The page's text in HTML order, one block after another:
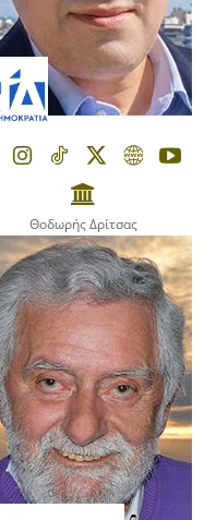
Θοδωρής Δρίτσας